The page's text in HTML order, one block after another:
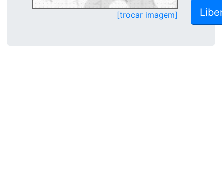
[trocar imagem]